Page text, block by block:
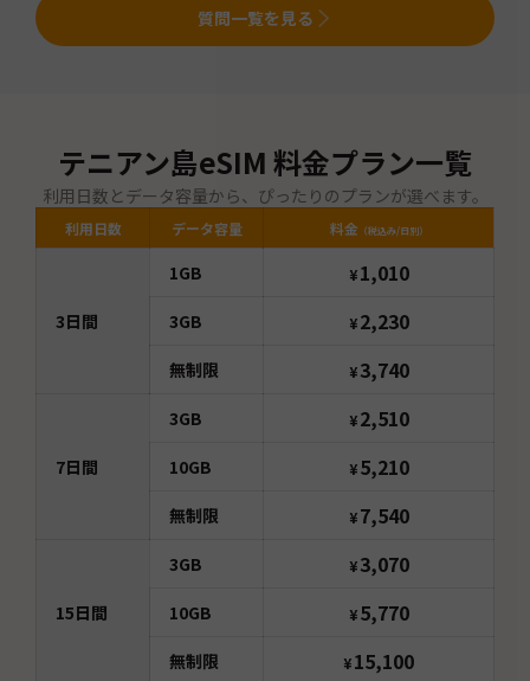
質問一覧を見る
テニアン島eSIM 料金プラン一覧
利用日数とデータ容量から、ぴったりのプランが選べます。
利用日数 データ容量 料金 （税込み/日別）
3日間
1GB ¥ 1,010
3GB ¥ 2,230
無制限 ¥ 3,740
7日間
3GB ¥ 2,510
10GB ¥ 5,210
無制限 ¥ 7,540
15日間
3GB ¥ 3,070
10GB ¥ 5,770
無制限 ¥15,100